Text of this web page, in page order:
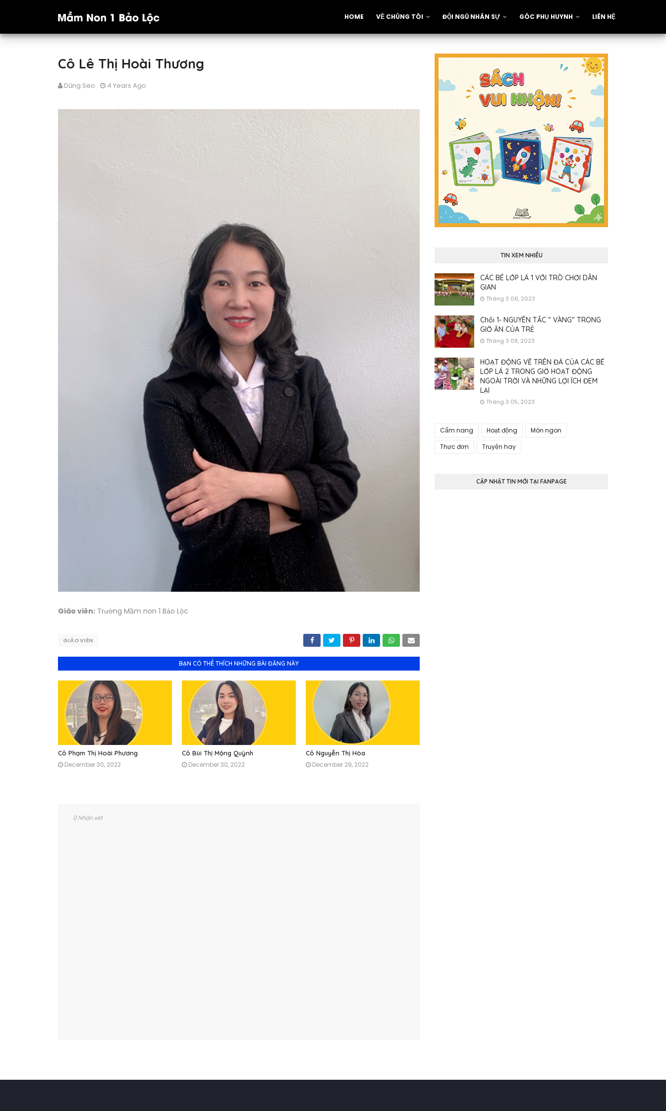
HOME VỀ CHÚNG TÔI ĐỘI NGŨ NHÂN SỰ GÓC PHỤ HUYNH LIÊN HỆ
Cô Lê Thị Hoài Thương
Dũng Seo 4 Years Ago
Giáo viên: Trường Mầm non 1 Bảo Lộc
GIÁO VIÊN
BẠN CÓ THỂ THÍCH NHỮNG BÀI ĐĂNG NÀY
Cô Phạm Thị Hoài Phương
December 30, 2022
Cô Bùi Thị Mộng Quỳnh
December 30, 2022
Cô Nguyễn Thị Hòa
December 29, 2022
0 Nhận xét
TIN XEM NHIỀU
CÁC BÉ LỚP LÁ 1 VỚI TRÒ CHƠI DÂN
GIAN
Tháng 3 06, 2023
Chồi 1- NGUYÊN TẮC " VÀNG" TRONG
GIỜ ĂN CỦA TRẺ
Tháng 3 08, 2023
HOẠT ĐỘNG VẼ TRÊN ĐÁ CỦA CÁC BÉ
LỚP LÁ 2 TRONG GIỜ HOẠT ĐỘNG
NGOÀI TRỜI VÀ NHỮNG LỢI ÍCH ĐEM
LẠI
Tháng 3 05, 2023
Cẩm nang Hoạt động
Món ngon
Thực đơn
Truyện hay
CẬP NHẬT TIN MỚI TẠI FANPAGE